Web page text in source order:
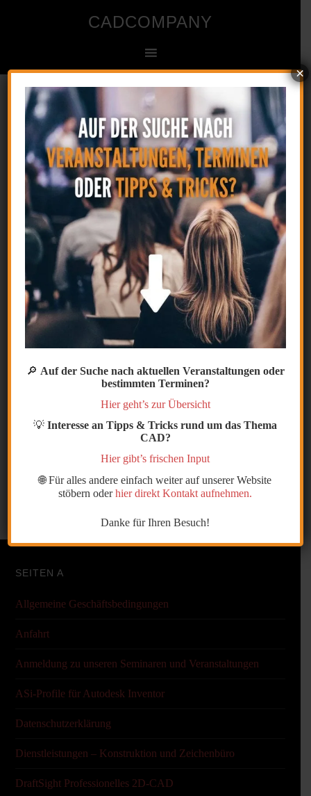
CADCOMPANY
Ingenieur- und Zeichenbüro für CAD
Frage eines Anwenders :
Kürzester Abstand
3. August 2016byCAD Kommentar verfassen
Frage eines Anwenders : Kürzester
Abstand
Der Befehl „ Kürzester Abstand “ ist ausgegraut.
Im letzten Workshop fragte ein Anwender, warum in
Navisworks der Befehl „kürzester Abstand“ immer
Er möchte gerne den Abstand zwischen zwei Flächen
wählen.[Weiterlesen…]
SEITEN A
Allgemeine Geschäftsbedingungen
Anfahrt
Anmeldung zu unseren Seminaren und Veranstaltungen
ASi-Profile für Autodesk Inventor
Datenschutzerklärung
Dienstleistungen – Konstruktion und Zeichenbüro
DraftSight Professionelles 2D-CAD
🔎 Auf der Suche nach aktuellen Veranstaltungen oder
bestimmten Terminen?
Hier geht’s zur Übersicht
💡Interesse an Tipps & Tricks rund um das Thema
CAD?
Hier gibt’s frischen Input
🌐 Für alles andere einfach weiter auf unserer Website
stöbern oderhier direkt Kontakt aufnehmen.
Danke für Ihren Besuch!
×